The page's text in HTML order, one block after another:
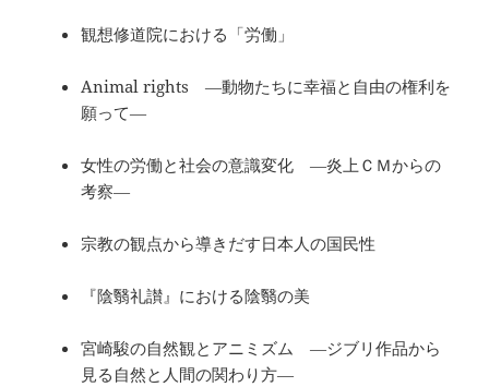
観想修道院における「労働」
Animal rights ―動物たちに幸福と自由の権利を
願って―
女性の労働と社会の意識変化 ―炎上ＣＭからの
考察―
宗教の観点から導きだす日本人の国民性
『陰翳礼讃』における陰翳の美
宮崎駿の自然観とアニミズム ―ジブリ作品から
見る自然と人間の関わり方―